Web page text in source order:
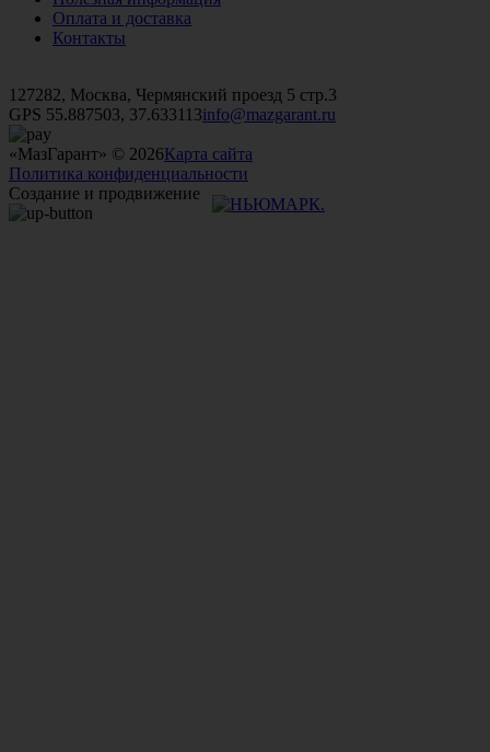
Оплата и доставка
Контакты
127282, Москва, Чермянский проезд 5 стр.3
GPS 55.887503, 37.633113info@mazgarant.ru
«МазГарант» © 2026Карта сайта
Политика конфиденциальности
Создание и продвижение